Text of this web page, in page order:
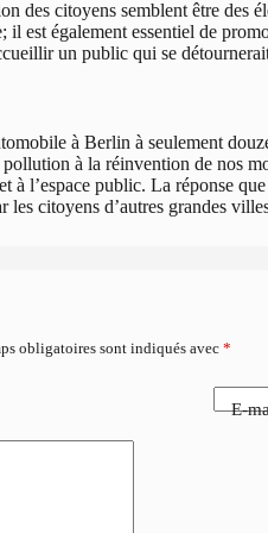
des citoyens semblent être des
est également essentiel de
un public qui se
à Berlin à seulement
à la réinvention de nos
à l’espace public. La réponse
citoyens d’autres grandes
obligatoires sont indiqués avec *
E-